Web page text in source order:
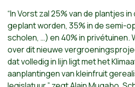
“In Vorst zal 25% van de plantjes
geplant worden, 35% in de semi-
scholen, …) en 40% in privétuinen.
over dit nieuwe
dat volledig in lijn ligt met het
aanplantingen van kleinfruit